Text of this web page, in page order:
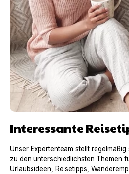
Interessante
Unser Expertenteam stellt
zu den unterschiedlichsten Themen
Urlaubsideen, Reisetipps,